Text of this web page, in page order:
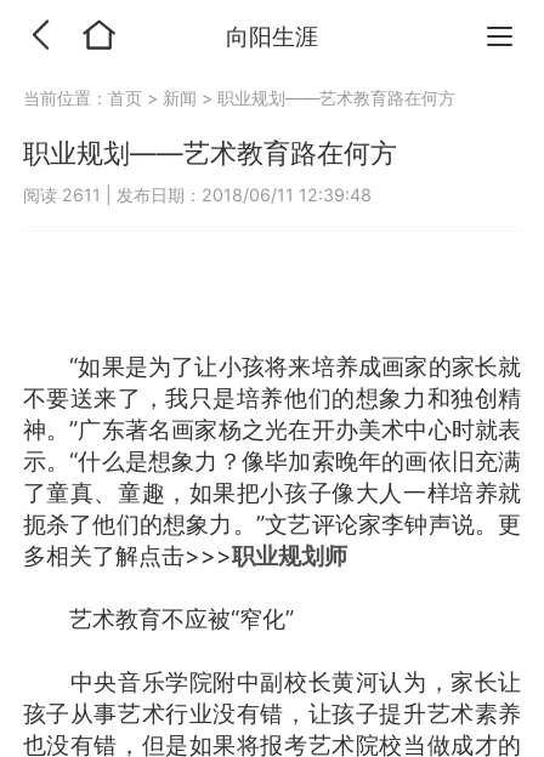
向阳生涯
当前位置：首页 > 新闻 >职业规划——艺术教育路在何方
职业规划——艺术教育路在何方
阅读 2611 发布日期：2018/06/11 12:39:48
“如果是为了让小孩将来培养成画家的家长就
不要送来了，我只是培养他们的想象力和独创精
神。”广东著名画家杨之光在开办美术中心时就表
示。“什么是想象力？像毕加索晚年的画依旧充满
了童真、童趣，如果把小孩子像大人一样培养就
扼杀了他们的想象力。”文艺评论家李钟声说。更
多相关了解点击>>>职业规划师
艺术教育不应被“窄化”
中央音乐学院附中副校长黄河认为，家长让
孩子从事艺术行业没有错，让孩子提升艺术素养
也没有错，但是如果将报考艺术院校当做成才的